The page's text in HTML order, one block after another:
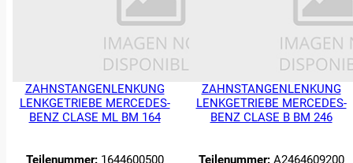
BEWERTUNGEN
KONTAKT
ZAHNSTANGENLENKUNG
LENKGETRIEBE MERCEDES-
BENZ CLASE ML BM 164
Teilenummer:1644600500
ZAHNSTANGENLENKUNG
LENKGETRIEBE MERCEDES-
BENZ CLASE B BM 246
Teilenummer:A2464609200